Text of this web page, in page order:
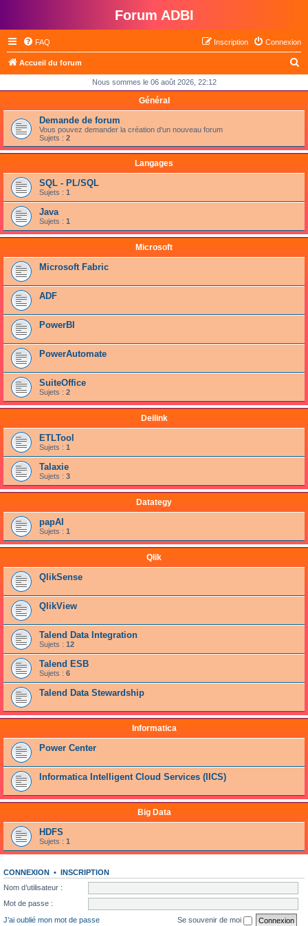
Forum ADBI
FAQ Connexion
Inscription
Accueil du forum
h
r
Nous sommes le 06 août 2026, 22:12
Général
Demande de forum
Vous pouvez demander la création d'un nouveau forum
Sujets : 2
Langages
SQL - PL/SQL
Sujets : 1
Java
Sujets : 1
Microsoft
Microsoft Fabric
ADF
PowerBI
PowerAutomate
SuiteOffice
Sujets : 2
Deilink
ETLTool
Sujets : 1
Talaxie
Sujets : 3
Datategy
papAI
Sujets : 1
Qlik
QlikSense
QlikView
Talend Data Integration
Sujets : 12
Talend ESB
Sujets : 6
Talend Data Stewardship
Informatica
Power Center
Informatica Intelligent Cloud Services (IICS)
Big Data
HDFS
Sujets : 1
CONNEXION • INSCRIPTION
Nom d’utilisateur :
Mot de passe :
J’ai oublié mon mot de passe
Se souvenir de moi